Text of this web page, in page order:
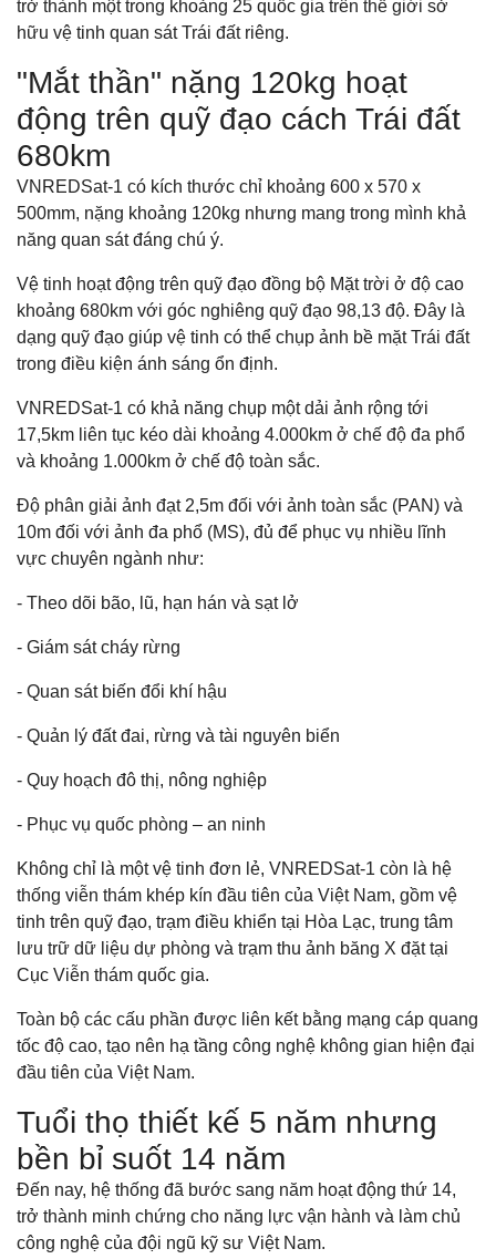
trở thành một trong khoảng 25 quốc gia trên thế giới sở
hữu vệ tinh quan sát Trái đất riêng.
"Mắt thần" nặng 120kg hoạt
động trên quỹ đạo cách Trái đất
680km
VNREDSat-1 có kích thước chỉ khoảng 600 x 570 x
500mm, nặng khoảng 120kg nhưng mang trong mình khả
năng quan sát đáng chú ý.
Vệ tinh hoạt động trên quỹ đạo đồng bộ Mặt trời ở độ cao
khoảng 680km với góc nghiêng quỹ đạo 98,13 độ. Đây là
dạng quỹ đạo giúp vệ tinh có thể chụp ảnh bề mặt Trái đất
trong điều kiện ánh sáng ổn định.
VNREDSat-1 có khả năng chụp một dải ảnh rộng tới
17,5km liên tục kéo dài khoảng 4.000km ở chế độ đa phổ
và khoảng 1.000km ở chế độ toàn sắc.
Độ phân giải ảnh đạt 2,5m đối với ảnh toàn sắc (PAN) và
10m đối với ảnh đa phổ (MS), đủ để phục vụ nhiều lĩnh
vực chuyên ngành như:
- Theo dõi bão, lũ, hạn hán và sạt lở
- Giám sát cháy rừng
- Quan sát biến đổi khí hậu
- Quản lý đất đai, rừng và tài nguyên biển
- Quy hoạch đô thị, nông nghiệp
- Phục vụ quốc phòng – an ninh
Không chỉ là một vệ tinh đơn lẻ, VNREDSat-1 còn là hệ
thống viễn thám khép kín đầu tiên của Việt Nam, gồm vệ
tinh trên quỹ đạo, trạm điều khiển tại Hòa Lạc, trung tâm
lưu trữ dữ liệu dự phòng và trạm thu ảnh băng X đặt tại
Cục Viễn thám quốc gia.
Toàn bộ các cấu phần được liên kết bằng mạng cáp quang
tốc độ cao, tạo nên hạ tầng công nghệ không gian hiện đại
đầu tiên của Việt Nam.
Tuổi thọ thiết kế 5 năm nhưng
bền bỉ suốt 14 năm
Đến nay, hệ thống đã bước sang năm hoạt động thứ 14,
trở thành minh chứng cho năng lực vận hành và làm chủ
công nghệ của đội ngũ kỹ sư Việt Nam.